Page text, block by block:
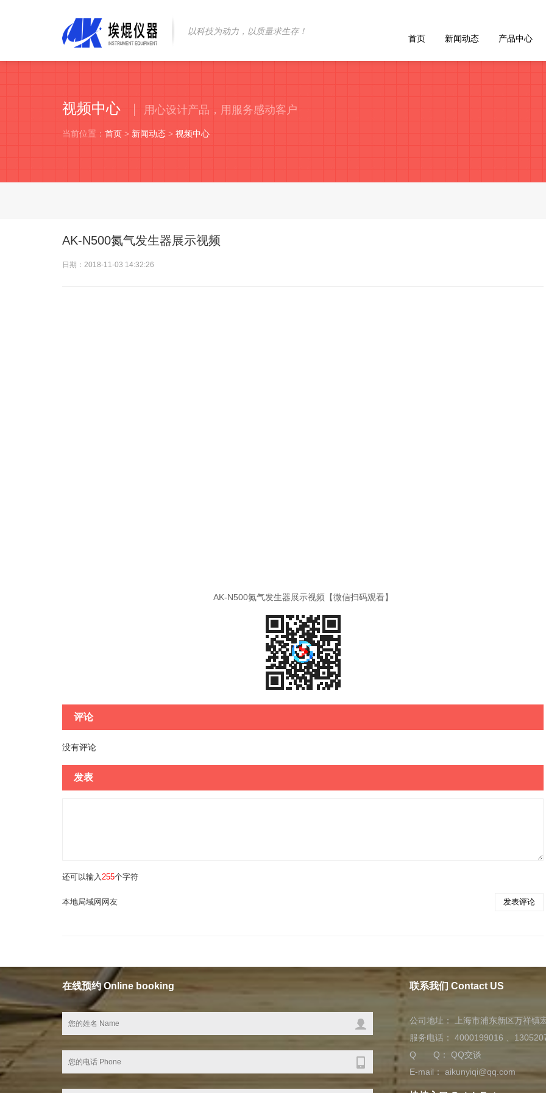
以科技为动力，以质量求生存！
首页 新闻动态 产品中心
视频中心 用心设计产品，用服务感动客户
当前位置： 首页 > 新闻动态 > 视频中心
AK-N500氮气发生器展示视频
日期：2018-11-03 14:32:26
AK-N500氮气发生器展示视频【微信扫码观看】
评论
没有评论
发表
还可以输入 255个字符
本地局域网网友
在线预约 Online booking 联系我们 Contact US
公司地址： 上海市浦东新区万祥镇
服务电话： 4000199016 、
Q Q： QQ交谈
E-mail： aikunyiqi@qq.com